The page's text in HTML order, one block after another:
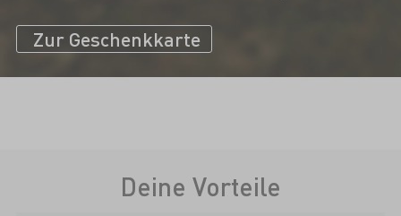
Zur Geschenkkarte
Deine Vorteile